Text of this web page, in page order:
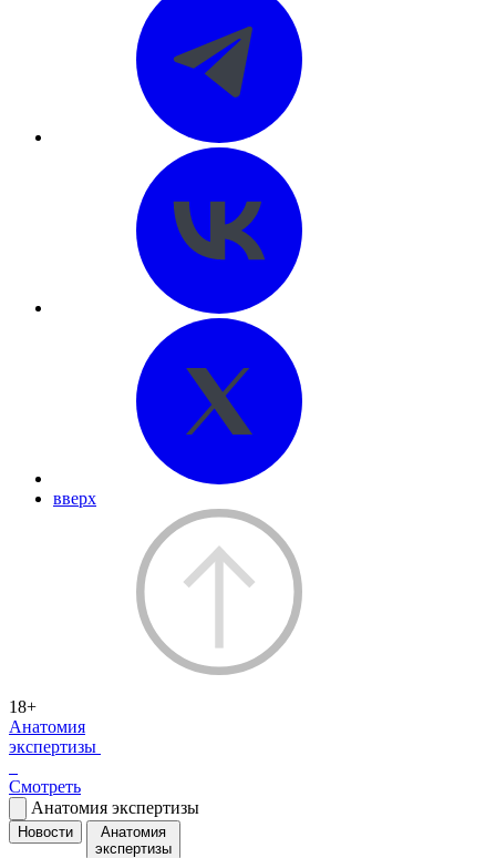
вверх
18+
Анатомия
экспертизы
Смотреть
Анатомия экспертизы
Новости
Анатомия
экспертизы